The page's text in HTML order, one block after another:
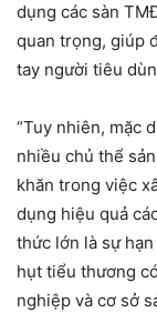
dụng các sàn
quan trọng, giúp
tay người tiêu
“Tuy nhiên, mặc
nhiều chủ thể
khăn trong việc
dụng hiệu quả
thức lớn là sự
hụt tiểu thương
nghiệp và cơ sở